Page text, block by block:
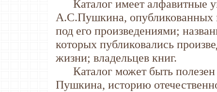
Каталог имеет алфавитные
А.С.Пушкина, опубликованных
под его произведениями;
которых публиковались
жизни; владельцев книг.
Каталог может быть полезен
Пушкина, историю